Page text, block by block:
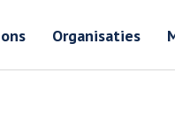
Organisaties